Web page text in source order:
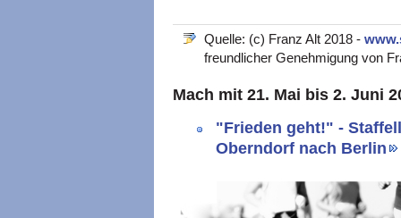
Quelle: (c) Franz Alt 2018 -
freundlicher Genehmigung von
Mach mit 21. Mai bis 2. Juni
"Frieden geht!" -
Oberndorf nach Berlin